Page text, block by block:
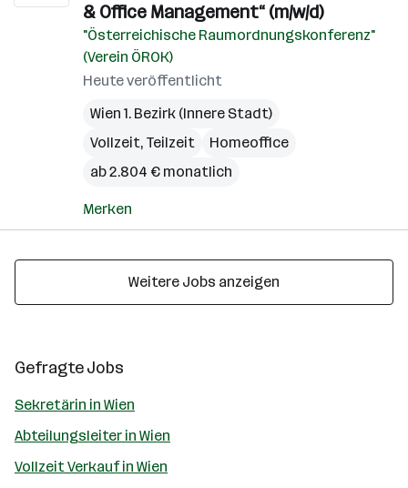
& Office Management“ (m/w/d)
"Österreichische Raumordnungskonferenz"
(Verein ÖROK)
Heute veröffentlicht
Wien 1. Bezirk (Innere Stadt)
Vollzeit, Teilzeit
Homeoffice
ab 2.804 € monatlich
Merken
Weitere Jobs anzeigen
Gefragte Jobs
Sekretärin in Wien
Abteilungsleiter in Wien
Vollzeit Verkauf in Wien